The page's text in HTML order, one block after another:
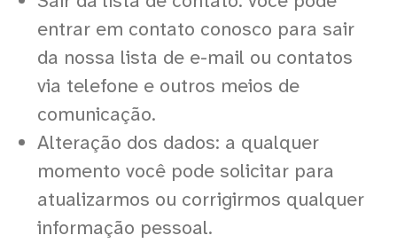
entrar em contato conosco para sair
da nossa lista de e-mail ou contatos
via telefone e outros meios de
comunicação.
Alteração dos dados: a qualquer
momento você pode solicitar para
atualizarmos ou corrigirmos qualquer
informação pessoal.